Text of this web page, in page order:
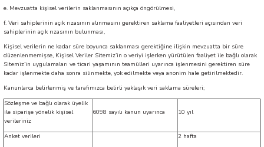
e. Mevzuatta kişisel verilerin saklanmasının açıkça öngörülmesi,
f. Veri sahiplerinin açık rızasının alınmasını gerektiren saklama faaliyetleri açısından veri
sahiplerinin açık rızasının bulunması,
Kişisel verilerin ne kadar süre boyunca saklanması gerektiğine ilişkin mevzuatta bir süre
düzenlenmemişse, Kişisel Veriler Sitemiz’in o veriyi işlerken yürütülen faaliyet ile bağlı olarak
Sitemiz’in uygulamaları ve ticari yaşamının teamülleri uyarınca işlenmesini gerektiren süre
kadar işlenmekte daha sonra silinmekte, yok edilmekte veya anonim hale getirilmektedir.
Kanunlarca belirlenmiş ve tarafımızca belirli yaklaşık veri saklama süreleri;
Sözleşme ve bağlı olarak üyelik
ile siparişe yönelik kişisel
verileriniz
6098 sayılı kanun uyarınca 10 yıl
Anket verileri
2 hafta